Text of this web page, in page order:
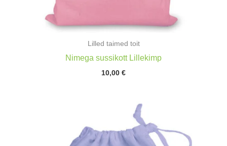
Lilled taimed toit
Nimega sussikott Lillekimp
10,00 €